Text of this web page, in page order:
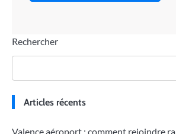
Rechercher
Articles récents
Valence aéroport : comment rejoindre